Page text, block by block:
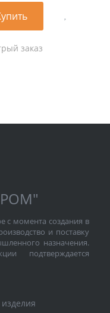
заказ
с момента создания в
и поставку
назначения.
подтверждается